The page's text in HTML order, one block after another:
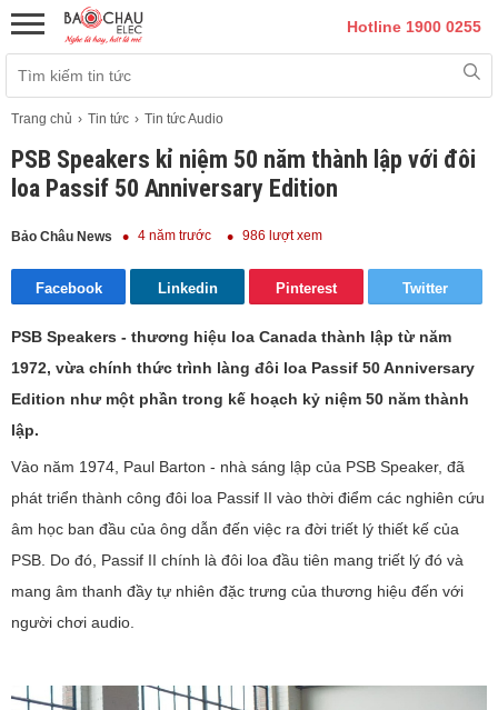
Hotline 1900 0255
Trang chủ Tin tức Tin tức Audio
PSB Speakers kỉ niệm 50 năm thành lập với đôi
loa Passif 50 Anniversary Edition
Bảo Châu News 4 năm trước 986 lượt xem
Facebook Linkedin Pinterest Twitter
PSB Speakers - thương hiệu loa Canada thành lập từ năm
1972, vừa chính thức trình làng đôi loa Passif 50 Anniversary
Edition như một phần trong kế hoạch kỷ niệm 50 năm thành
lập.
Vào năm 1974, Paul Barton - nhà sáng lập của PSB Speaker, đã
phát triển thành công đôi loa Passif II vào thời điểm các nghiên cứu
âm học ban đầu của ông dẫn đến việc ra đời triết lý thiết kế của
PSB. Do đó, Passif II chính là đôi loa đầu tiên mang triết lý đó và
mang âm thanh đầy tự nhiên đặc trưng của thương hiệu đến với
người chơi audio.